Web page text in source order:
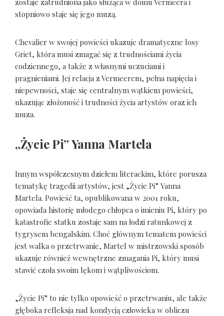
stopniowo staje się jego muzą.
Chevalier w swojej powieści ukazuje dramatyczne losy
Griet, która musi zmagać się z trudnościami życia
codziennego, a także z własnymi uczuciami i
pragnieniami. Jej relacja z Vermeerem, pełna napięcia i
niepewności, staje się centralnym wątkiem powieści,
ukazując złożoność i trudności życia artystów oraz ich
muza.
„Życie Pi” Yanna Martela
Innym współczesnym dziełem literackim, które porusza
tematykę tragedii artystów, jest „Życie Pi” Yanna
Martela. Powieść ta, opublikowana w 2001 roku,
opowiada historię młodego chłopca o imieniu Pi, który po
katastrofie statku zostaje sam na łodzi ratunkowej z
tygrysem bengalskim. Choć głównym tematem powieści
jest walka o przetrwanie, Martel w mistrzowski sposób
ukazuje również wewnętrzne zmagania Pi, który musi
stawić czoła swoim lękom i wątpliwościom.
„Życie Pi” to nie tylko opowieść o przetrwaniu, ale także
głęboka refleksja nad kondycją człowieka w obliczu